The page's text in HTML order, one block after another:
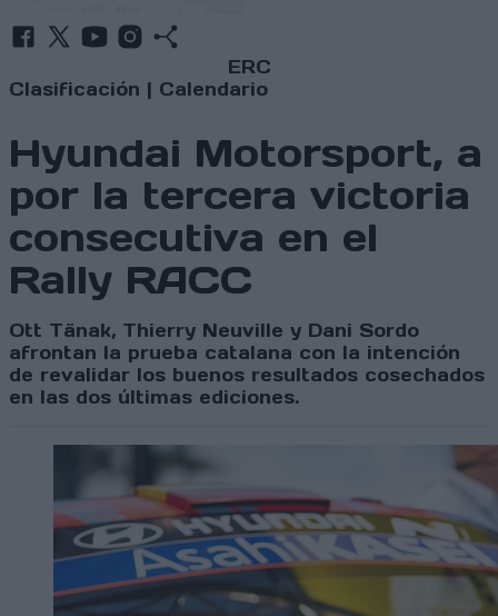
ERC
Clasificación | Calendario
Hyundai Motorsport, a
por la tercera victoria
consecutiva en el
Rally RACC
Ott Tänak, Thierry Neuville y Dani Sordo
afrontan la prueba catalana con la intención
de revalidar los buenos resultados cosechados
en las dos últimas ediciones.